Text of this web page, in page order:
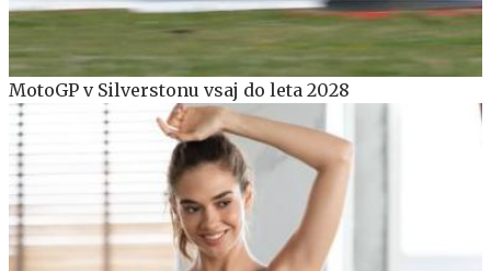
MotoGP v Silverstonu vsaj do leta 2028